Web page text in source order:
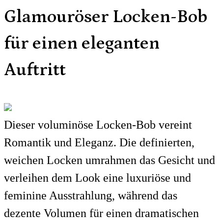
Glamouröser Locken-Bob
für einen eleganten
Auftritt
Dieser voluminöse Locken-Bob vereint
Romantik und Eleganz. Die definierten,
weichen Locken umrahmen das Gesicht und
verleihen dem Look eine luxuriöse und
feminine Ausstrahlung, während das
dezente Volumen für einen dramatischen